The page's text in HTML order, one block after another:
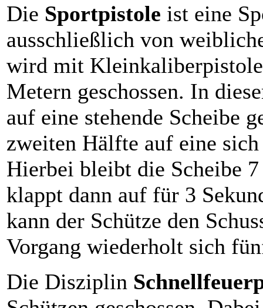
Die Sportpistole ist eine
ausschließlich von
wird mit
Metern geschossen. In
auf eine stehende Scheibe
zweiten Hälfte auf eine
Hierbei bleibt die Scheibe
klappt dann auf für 3
kann der Schütze den
Vorgang wiederholt sich
Die Disziplin